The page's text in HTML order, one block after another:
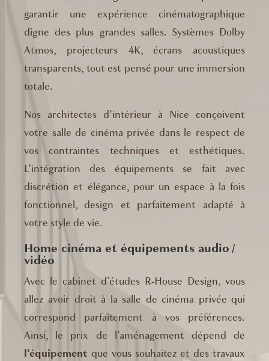
garantir une expérience cinématographique
digne des plus grandes salles. Systèmes Dolby
Atmos, projecteurs 4K, écrans acoustiques
transparents, tout est pensé pour une immersion
totale.
Nos architectes d’intérieur à Nice conçoivent
votre salle de cinéma privée dans le respect de
vos contraintes techniques et esthétiques.
L’intégration des équipements se fait avec
discrétion et élégance, pour un espace à la fois
fonctionnel, design et parfaitement adapté à
votre style de vie.
Home cinéma et équipements audio /
vidéo
Avec le cabinet d’études R-House Design, vous
allez avoir droit à la salle de cinéma privée qui
correspond parfaitement à vos préférences.
Ainsi, le prix de l’aménagement dépend de
l’équipement que vous souhaitez et des travaux